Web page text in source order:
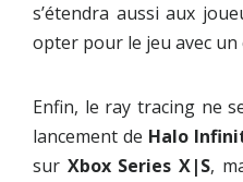
s’étendra aussi aux
opter pour le jeu avec un
Enfin, le ray tracing ne
lancement de Halo
sur Xbox Series X|S,